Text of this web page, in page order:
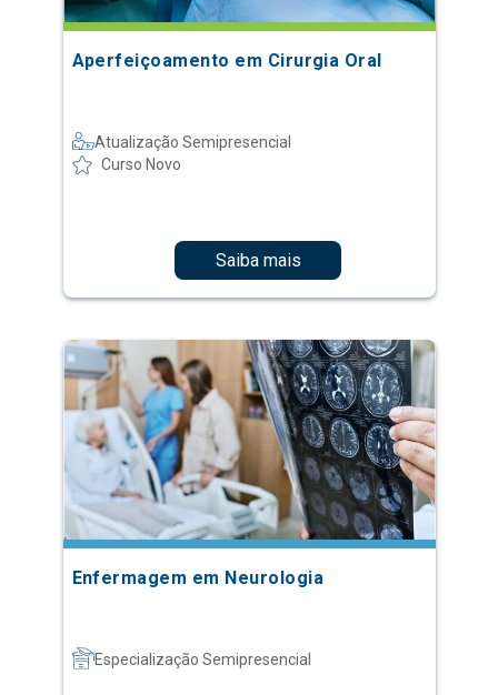
Aperfeiçoamento em Cirurgia Oral
Atualização Semipresencial
Curso Novo
Saiba mais
Enfermagem em Neurologia
Especialização Semipresencial